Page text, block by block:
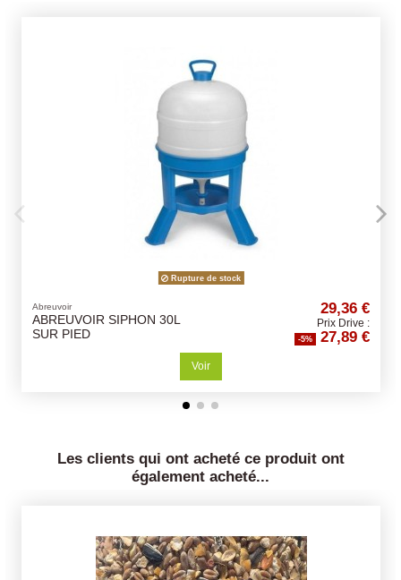
Prix Drive :
-5%
Les clients qui ont acheté ce produit ont
également acheté...